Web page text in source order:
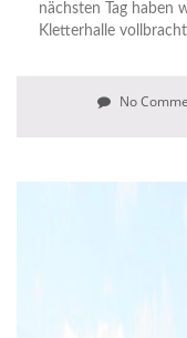
nächsten Tag haben
Kletterhalle
No